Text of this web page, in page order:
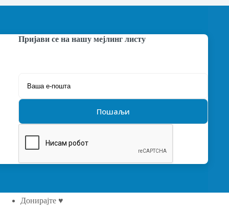
Пријави се на нашу мејлинг листу
Донирајте ♥